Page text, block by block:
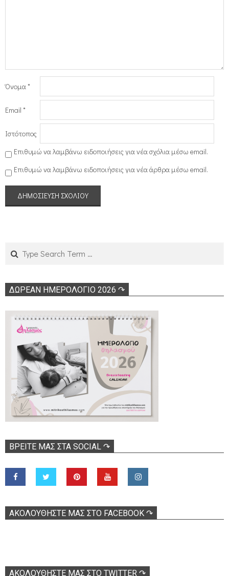
Όνομα*
Email *
Ιστότοπος
Επιθυμώ να λαμβάνω ειδοποιήσεις για νέα σχόλια μέσω email.
Επιθυμώ να λαμβάνω ειδοποιήσεις για νέα άρθρα μέσω email.
ΔΩΡΕΑΝ ΗΜΕΡΟΛΟΓΙΟ 2026 ↷
ΒΡΕΊΤΕ ΜΑΣ ΣΤΑ SOCIAL ↷
ΑΚΟΛOΥΘΉΣΤΕ ΜΑΣ ΣΤΟ FACEBOOK ↷
ΑΚΟΛΟΥΘΉΣΤΕ ΜΑΣ ΣΤΟ TWITTER ↷